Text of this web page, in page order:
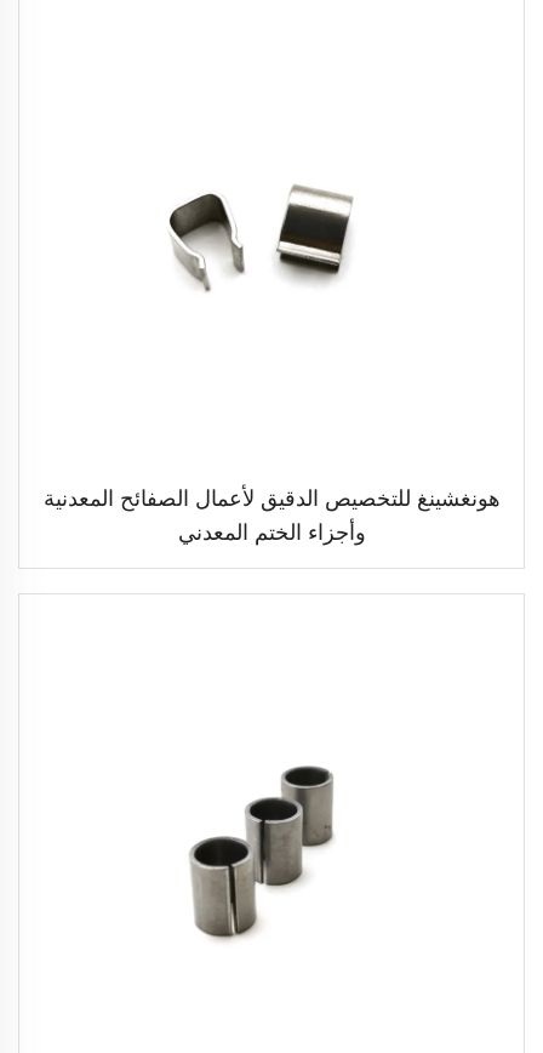
هونغشينغ للتخصيص الدقيق لأعمال الصفائح المعدنية
وأجزاء الختم المعدني